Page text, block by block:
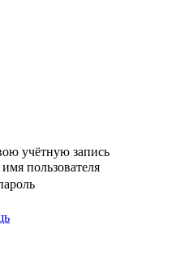
учётную запись
пользователя